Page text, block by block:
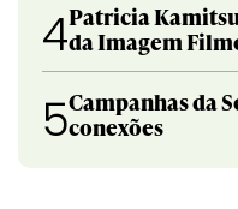
4Patricia
da Imagem
5Campanhas da
conexões